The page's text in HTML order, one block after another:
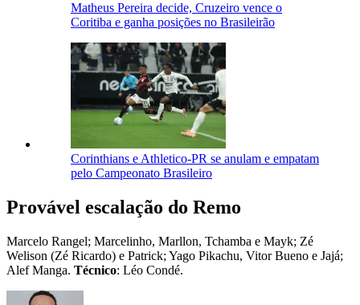
Matheus Pereira decide, Cruzeiro vence o
Coritiba e ganha posições no Brasileirão
Corinthians e Athletico-PR se anulam e empatam
pelo Campeonato Brasileiro
Provável escalação do Remo
Marcelo Rangel; Marcelinho, Marllon, Tchamba e Mayk; Zé
Welison (Zé Ricardo) e Patrick; Yago Pikachu, Vitor Bueno e Jajá;
Alef Manga. Técnico: Léo Condé.